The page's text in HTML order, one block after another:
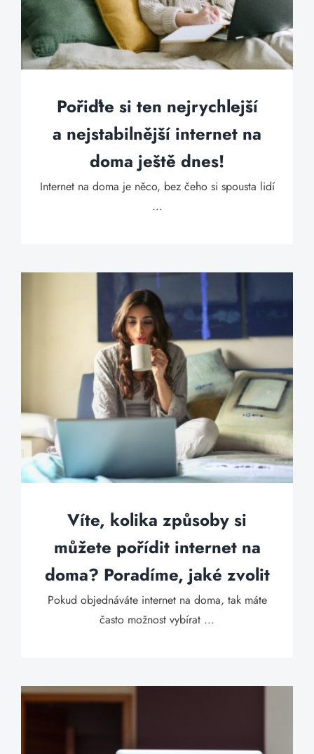
Pořiďte si ten nejrychlejší
a nejstabilnější internet na
doma ještě dnes!
Internet na doma je něco, bez čeho si spousta lidí
...
Víte, kolika způsoby si
můžete pořídit internet na
doma? Poradíme, jaké zvolit
Pokud objednáváte internet na doma, tak máte
často možnost vybírat ...